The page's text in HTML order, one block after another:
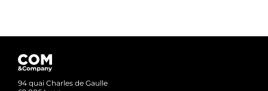
94 quai Charles de Gaulle